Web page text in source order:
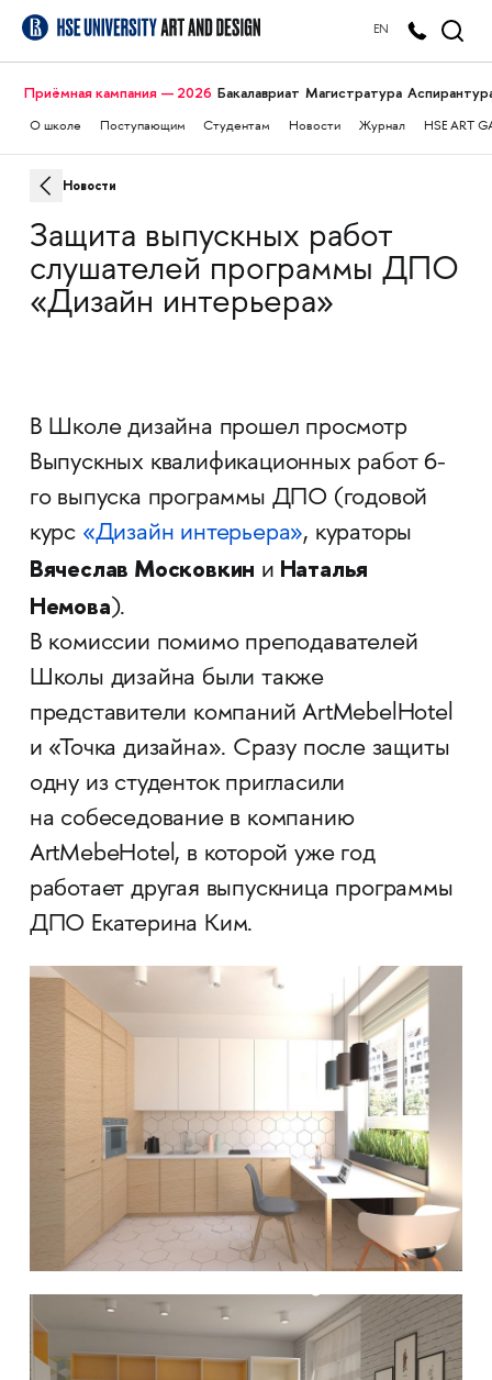
EN
Приёмная кампания — 2026 Бакалавриат Магистратура
О школе Поступающим Студентам Новости Журнал HSE ART
Новости
Защита выпускных работ
слушателей программы ДПО
«Дизайн интерьера»
В Школе дизайна прошел просмотр
Выпускных квалификационных работ 6-
го выпуска программы ДПО (годовой
курс «Дизайн интерьера», кураторы
Вячеслав Московкин и Наталья
Немова).
В комиссии помимо преподавателей
Школы дизайна были также
представители компаний ArtMebelHotel
и «Точка дизайна». Сразу после защиты
одну из студенток пригласили
на собеседование в компанию
ArtMebeHotel, в которой уже год
работает другая выпускница программы
ДПО Екатерина Ким.